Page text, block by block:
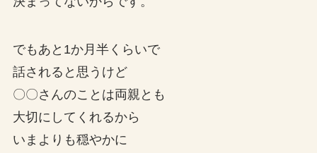
でもあと1か月半くらいで
話されると思うけど
〇〇さんのことは両親とも
大切にしてくれるから
いまよりも穏やかに